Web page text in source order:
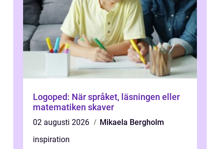
Logoped: När språket, läsningen eller
matematiken skaver
02 augusti 2026
Mikaela Bergholm
inspiration